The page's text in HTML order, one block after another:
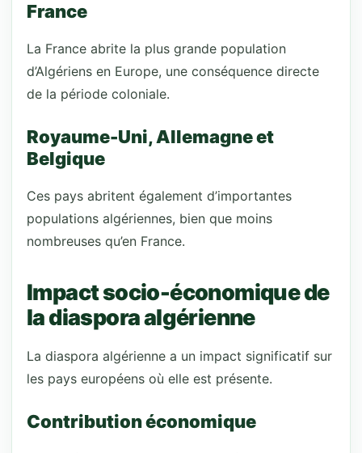
France
La France abrite la plus grande population
d’Algériens en Europe, une conséquence directe
de la période coloniale.
Royaume-Uni, Allemagne et
Belgique
Ces pays abritent également d’importantes
populations algériennes, bien que moins
nombreuses qu’en France.
Impact socio-économique de
la diaspora algérienne
La diaspora algérienne a un impact significatif sur
les pays européens où elle est présente.
Contribution économique